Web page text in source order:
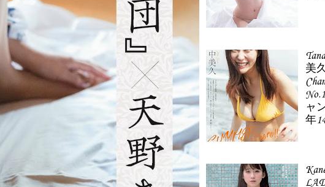
美
ャ
年